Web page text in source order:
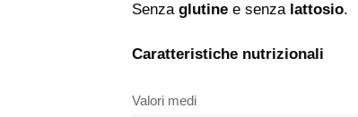
Senza glutine e senza lattosio.
Caratteristiche nutrizionali
Valori medi